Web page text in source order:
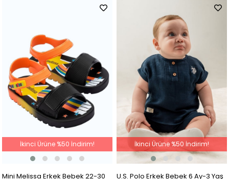
Mini Melissa Erkek Bebek 22-30
İkinci Ürüne %50 İndirim!
U.S. Polo Erkek Bebek 6 Ay-3 Yaş
İkinci Ürüne %50 İndirim!